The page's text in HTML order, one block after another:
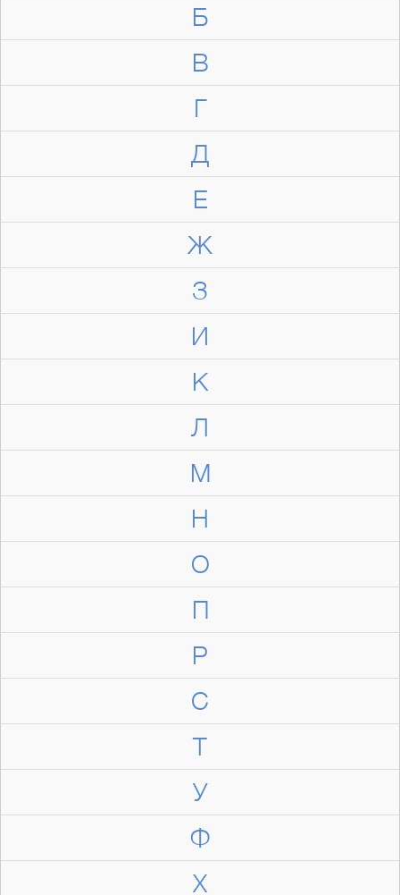
Б
В
Г
Д
Е
Ж
З
И
К
Л
М
Н
О
П
Р
С
Т
У
Ф
Х